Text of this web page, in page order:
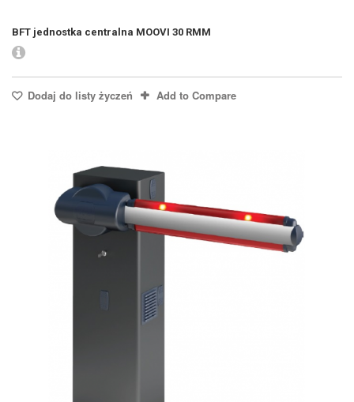
BFT jednostka centralna MOOVI 30 RMM
Dodaj do listy życzeń Add to Compare